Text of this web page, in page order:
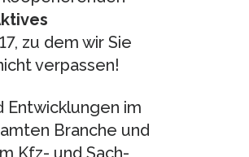
zu dem wir Sie
verpassen!
Entwicklungen im
Branche und